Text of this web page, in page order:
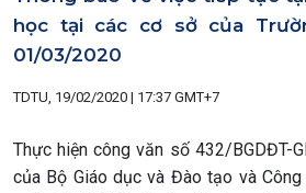
học tại các cơ sở của
01/03/2020
TDTU, 19/02/2020 | 17:37 GMT+7
Thực hiện công văn số 432/BGDĐT-
của Bộ Giáo dục và Đào tạo và